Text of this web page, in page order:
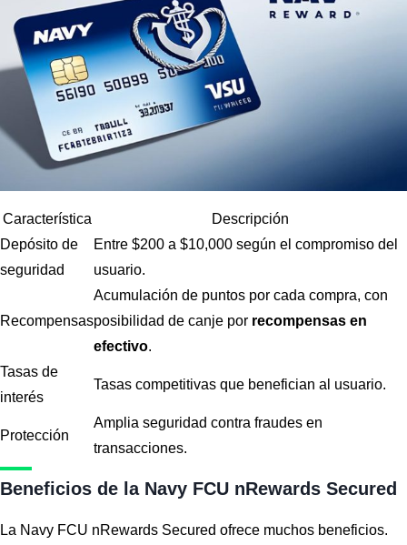
Característica
Descripción
Depósito de
seguridad
Entre $200 a $10,000 según el compromiso del
usuario.
Recompensas
Acumulación de puntos por cada compra, con
posibilidad de canje por recompensas en
efectivo.
Tasas de
interés
Tasas competitivas que benefician al usuario.
Protección
Amplia seguridad contra fraudes en
transacciones.
Beneficios de la Navy FCU nRewards Secured
La Navy FCU nRewards Secured ofrece muchos beneficios.